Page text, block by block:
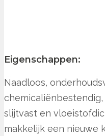
Eigenschappen:
Naadloos,
slijtvast en
makkelijk een nieuwe